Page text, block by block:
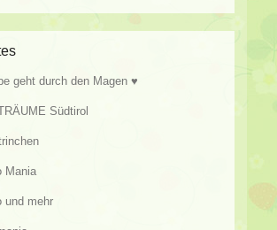
geht durch den Magen ♥
Südtirol
Mania
und mehr